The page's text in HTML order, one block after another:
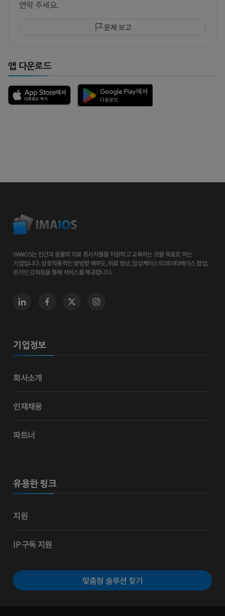
연락 주세요.
문제 보고
앱 다운로드
IMAIOS는 인간과 동물의 의료 종사자들을 지원하고 교육하는 것을 목표로 하는
기업입니다. 상호작용적인 쌍방향 해부도, 의료 영상, 임상케이스의 데이타베이스 협업,
온라인 강좌등을 통해 서비스를 제공합니다.
기업정보
회사소개
인재채용
파트너
유용한 링크
지원
IP 구독 지원
맞춤형 솔루션 찾기